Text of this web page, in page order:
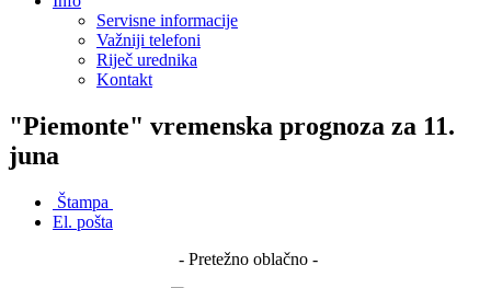
Servisne informacije
Važniji telefoni
Riječ urednika
Kontakt
"Piemonte" vremenska prognoza za 11.
juna
Štampa
El. pošta
- Pretežno oblačno -